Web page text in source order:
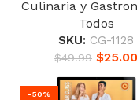
Culinaria y
Todos
SKU: CG-1128
$49.99 $25.00
-50%